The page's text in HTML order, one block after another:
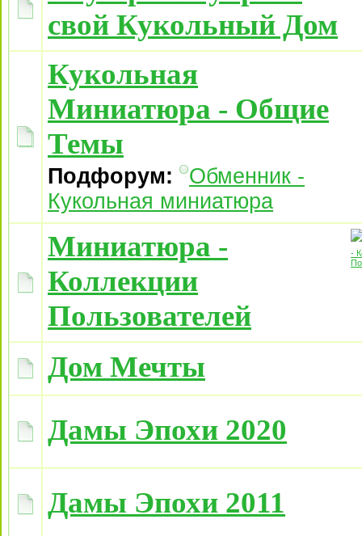
свой Кукольный Дом
Кукольная
Миниатюра - Общие
Темы
Подфорум:
Обменник -
Кукольная миниатюра
Миниатюра -
Коллекции
Пользователей
Дом Мечты
Дамы Эпохи 2020
Дамы Эпохи 2011